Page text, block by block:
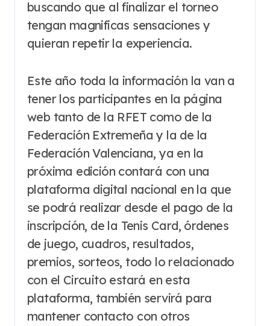
buscando que al finalizar el torneo
tengan magnificas sensaciones y
quieran repetir la experiencia.
Este año toda la información la van a
tener los participantes en la página
web tanto de la RFET como de la
Federación Extremeña y la de la
Federación Valenciana, ya en la
próxima edición contará con una
plataforma digital nacional en la que
se podrá realizar desde el pago de la
inscripción, de la Tenis Card, órdenes
de juego, cuadros, resultados,
premios, sorteos, todo lo relacionado
con el Circuito estará en esta
plataforma, también servirá para
mantener contacto con otros